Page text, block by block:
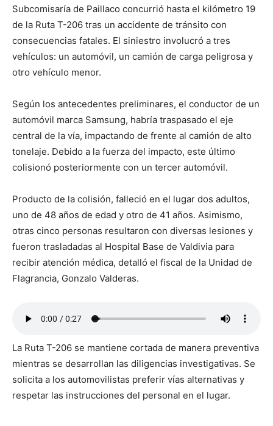
Subcomisaría de Paillaco concurrió hasta el kilómetro 19
de la Ruta T-206 tras un accidente de tránsito con
consecuencias fatales. El siniestro involucró a tres
vehículos: un automóvil, un camión de carga peligrosa y
otro vehículo menor.
Según los antecedentes preliminares, el conductor de un
automóvil marca Samsung, habría traspasado el eje
central de la vía, impactando de frente al camión de alto
tonelaje. Debido a la fuerza del impacto, este último
colisionó posteriormente con un tercer automóvil.
Producto de la colisión, falleció en el lugar dos adultos,
uno de 48 años de edad y otro de 41 años. Asimismo,
otras cinco personas resultaron con diversas lesiones y
fueron trasladadas al Hospital Base de Valdivia para
recibir atención médica, detalló el fiscal de la Unidad de
Flagrancia, Gonzalo Valderas.
La Ruta T-206 se mantiene cortada de manera preventiva
mientras se desarrollan las diligencias investigativas. Se
solicita a los automovilistas preferir vías alternativas y
respetar las instrucciones del personal en el lugar.